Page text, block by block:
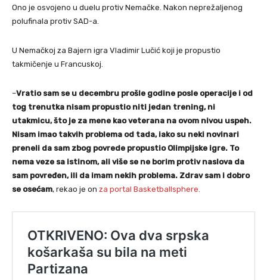
Ono je osvojeno u duelu protiv Nemačke. Nakon neprežaljenog
polufinala protiv SAD-a.
U Nemačkoj za Bajern igra Vladimir Lučić koji je propustio
takmičenje u Francuskoj.
–Vratio sam se u decembru prošle godine posle operacije i od
tog trenutka nisam propustio niti jedan trening, ni
utakmicu, što je za mene kao veterana na ovom nivou uspeh.
Nisam imao takvih problema od tada, iako su neki novinari
preneli da sam zbog povrede propustio Olimpijske igre. To
nema veze sa istinom, ali više se ne borim protiv naslova da
sam povređen, ili da imam nekih problema. Zdrav sam i dobro
se osećam, rekao je on za portal Basketballsphere.